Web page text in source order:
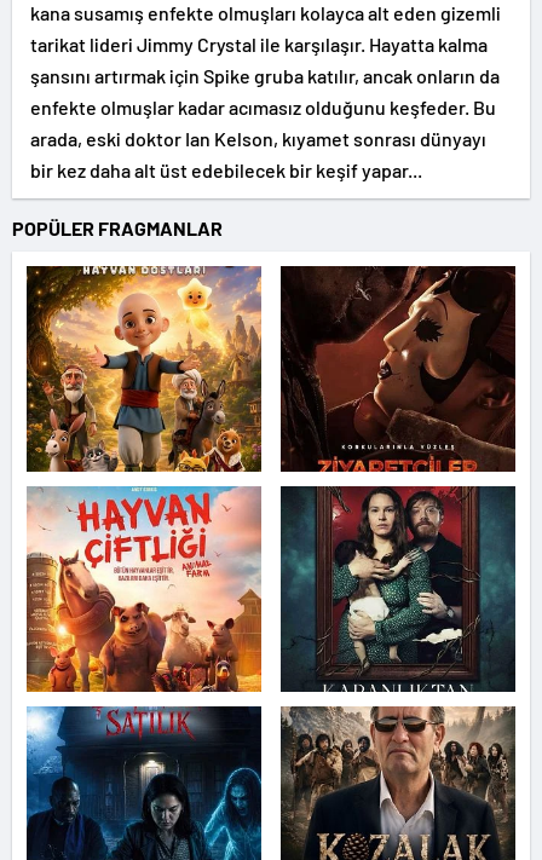
kana susamış enfekte olmuşları kolayca alt eden gizemli
tarikat lideri Jimmy Crystal ile karşılaşır. Hayatta kalma
şansını artırmak için Spike gruba katılır, ancak onların da
enfekte olmuşlar kadar acımasız olduğunu keşfeder. Bu
arada, eski doktor Ian Kelson, kıyamet sonrası dünyayı
bir kez daha alt üst edebilecek bir keşif yapar...
POPÜLER FRAGMANLAR